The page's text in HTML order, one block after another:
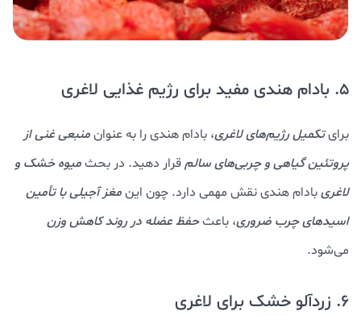
5. بادام هندی مفید برای رژیم غذایی لاغری
برایتکمیل رژیم‌های لاغری، بادام هندی را به عنوانمنبعی غنی از
پروتئین گیاهی و چربی‌های سالمقرار دهید. در بحثمیوه خشک و
لاغریبادام هندی نقش مهمی دارد. چون اینمغز آجیلی با تأمین
اسیدهای چرب ضروری، باعثحفظ عضله در روند کاهش وزن
می‌شود.
6. زردآلو خشک برای لاغری